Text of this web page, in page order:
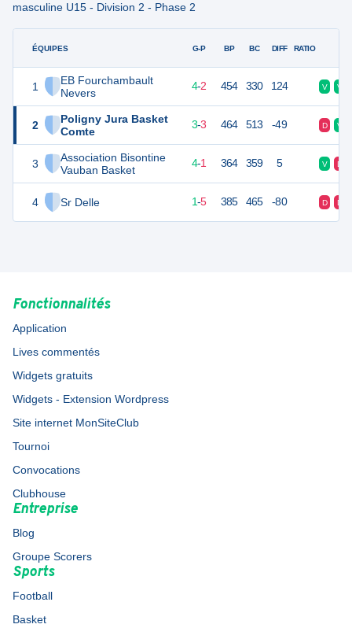
masculine U15 - Division 2 - Phase 2
ÉQUIPES
1
EB Fourchambault
Nevers
2
Poligny Jura Basket
Comte
3
Association Bisontine
Vauban Basket
4 Sr Delle
G-P BP BC DIFF RATIO
10 4-2 454 330 124 V V
9 6 3-3 464 513 -49 D V
9 4-1 364 359 5 V D
1-5 385 465 -80 D D
Fonctionnalités
Application
Lives commentés
Widgets gratuits
Widgets - Extension Wordpress
Site internet MonSiteClub
Tournoi
Convocations
Clubhouse
Entreprise
Blog
Groupe Scorers
Sports
Football
Basket